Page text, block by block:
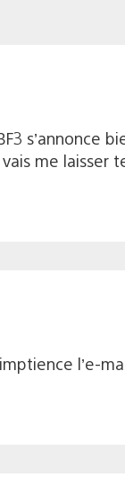
s’annonce
me laisser
l’e-